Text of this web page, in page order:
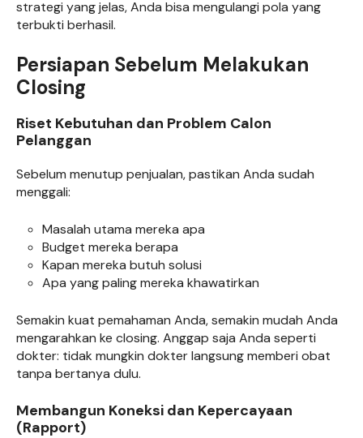
strategi yang jelas, Anda bisa mengulangi pola yang
terbukti berhasil.
Persiapan Sebelum Melakukan
Closing
Riset Kebutuhan dan Problem Calon
Pelanggan
Sebelum menutup penjualan, pastikan Anda sudah
menggali:
Masalah utama mereka apa
Budget mereka berapa
Kapan mereka butuh solusi
Apa yang paling mereka khawatirkan
Semakin kuat pemahaman Anda, semakin mudah Anda
mengarahkan ke closing. Anggap saja Anda seperti
dokter: tidak mungkin dokter langsung memberi obat
tanpa bertanya dulu.
Membangun Koneksi dan Kepercayaan
(Rapport)